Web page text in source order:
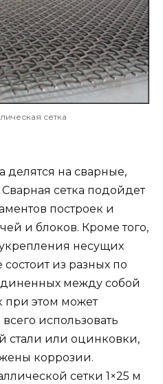
сетка
делятся на сварные,
сетка подойдет
построек и
и блоков. Кроме того,
несущих
из разных по
между собой
при этом может
использовать
стали или оцинковки,
коррозии.
сетки 1×25 м